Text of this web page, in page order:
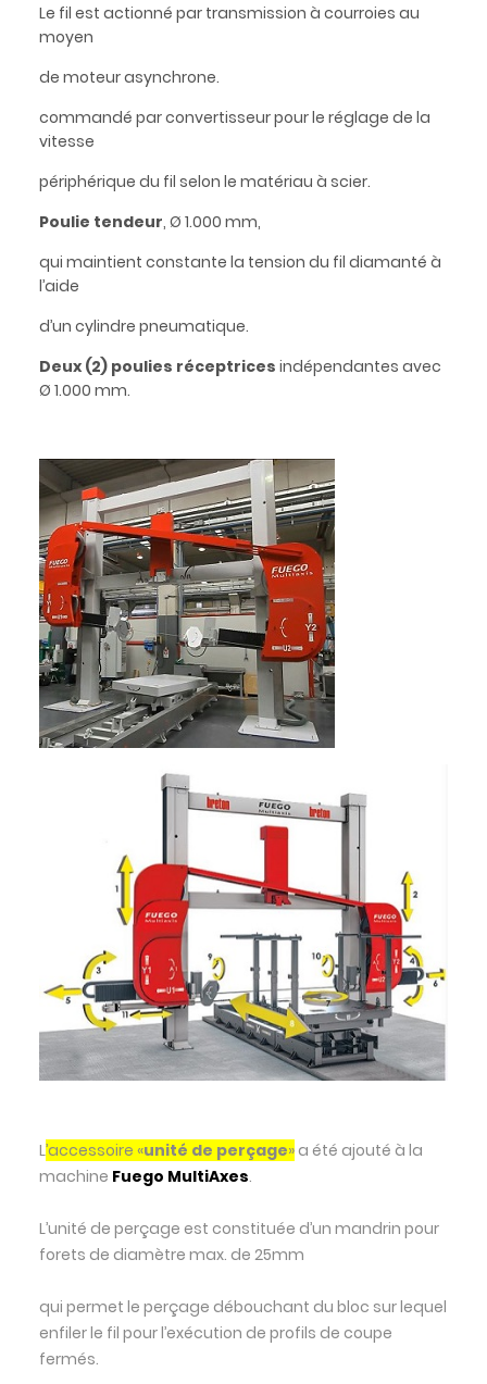
Le fil est actionné par transmission à courroies au
moyen
de moteur asynchrone.
commandé par convertisseur pour le réglage de la
vitesse
périphérique du fil selon le matériau à scier.
Poulie tendeur, Ø 1.000 mm,
qui maintient constante la tension du fil diamanté à
l’aide
d’un cylindre pneumatique.
Deux (2) poulies réceptrices indépendantes avec
Ø 1.000 mm.
L’accessoire «unité de perçage»a été ajouté à la
machine Fuego MultiAxes.
L’unité de perçage est constituée d’un mandrin pour
forets de diamètre max. de 25mm
qui permet le perçage débouchant du bloc sur lequel
enfiler le fil pour l’exécution de profils de coupe
fermés.